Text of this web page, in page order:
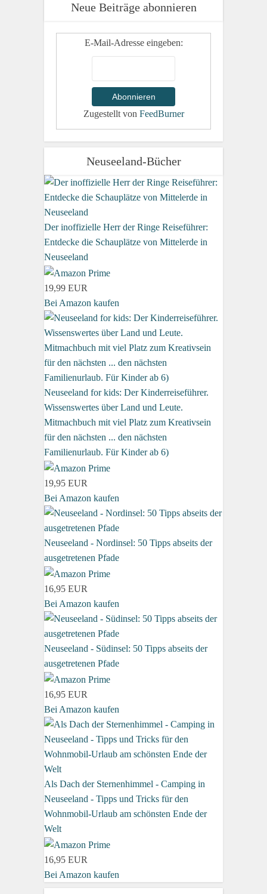
Neue Beiträge abonnieren
E-Mail-Adresse eingeben:
Zugestellt von FeedBurner
Neuseeland-Bücher
Der inoffizielle Herr der Ringe Reiseführer:
Entdecke die Schauplätze von Mittelerde in
Neuseeland
19,99 EUR
Bei Amazon kaufen
Neuseeland for kids: Der Kinderreiseführer.
Wissenswertes über Land und Leute.
Mitmachbuch mit viel Platz zum Kreativsein
für den nächsten ... den nächsten
Familienurlaub. Für Kinder ab 6)
19,95 EUR
Bei Amazon kaufen
Neuseeland - Nordinsel: 50 Tipps abseits der
ausgetretenen Pfade
16,95 EUR
Bei Amazon kaufen
Neuseeland - Südinsel: 50 Tipps abseits der
ausgetretenen Pfade
16,95 EUR
Bei Amazon kaufen
Als Dach der Sternenhimmel - Camping in
Neuseeland - Tipps und Tricks für den
Wohnmobil-Urlaub am schönsten Ende der
Welt
16,95 EUR
Bei Amazon kaufen